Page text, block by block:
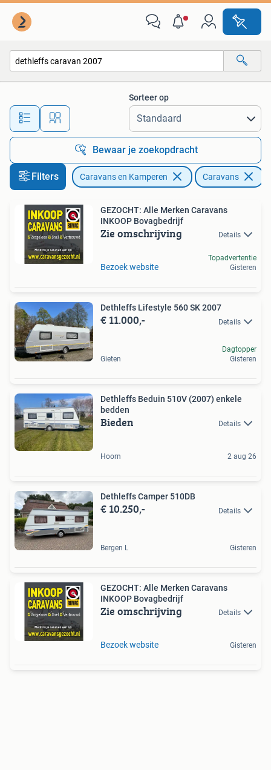
Alle afstanden…
Sorteer op
Bewaar je zoekopdracht
Filters Caravans en Kamperen Caravans
GEZOCHT: Alle Merken Caravans
INKOOP Bovagbedrijf
Zie omschrijving Details
Bezoek website
Topadvertentie
Gisteren
Dethleffs Lifestyle 560 SK 2007
€ 11.000,- Details
Gieten
Dagtopper
Gisteren
Dethleffs Beduin 510V (2007) enkele
bedden
Bieden Details
Hoorn 2 aug 26
Dethleffs Camper 510DB
€ 10.250,- Details
Bergen L Gisteren
GEZOCHT: Alle Merken Caravans
INKOOP Bovagbedrijf
Zie omschrijving Details
Bezoek website Gisteren